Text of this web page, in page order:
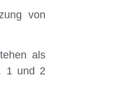
von
als
1 und 2